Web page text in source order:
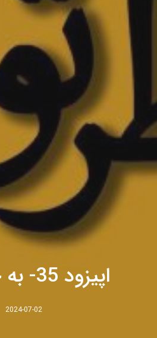
اپیزود 35- به خاطر تو
2024-07-02